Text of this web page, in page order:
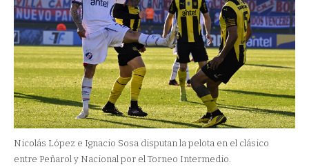
Nicolás López e Ignacio Sosa disputan la pelota en el clásico
entre Peñarol y Nacional por el Torneo Intermedio.